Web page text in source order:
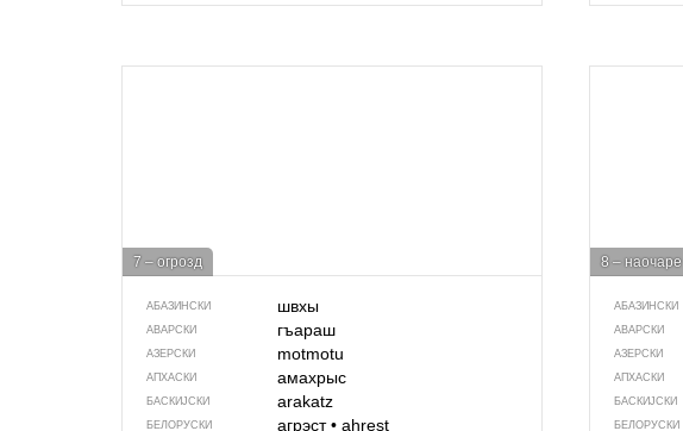
7 – огрозд
АБАЗИНСКИ швхы
АВАРСКИ гъараш
АЗЕРСКИ motmotu
АПХАСКИ амахрыс
БАСКИЈСКИ arakatz
БЕЛОРУСКИ агрэст•ahrest
8 – наочаре
АБАЗИНСКИ
АВАРСКИ
АЗЕРСКИ
АПХАСКИ
БАСКИЈСКИ
БЕЛОРУСКИ